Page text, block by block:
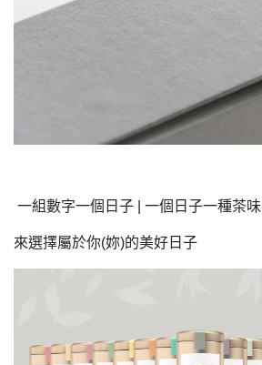
一組數字一個日子 | 一個日子一種茶味
來選擇屬於你(妳)的美好日子